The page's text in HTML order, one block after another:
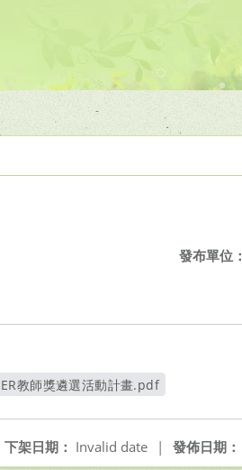
發布單位：
教師獎遴選活動計畫.pdf
發佈日期：
下架日期： Invalid date |